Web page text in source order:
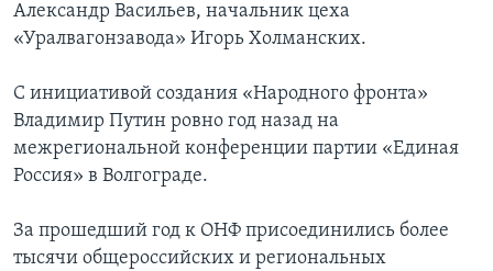
Александр Васильев, начальник цеха
«Уралвагонзавода» Игорь Холманских.
С инициативой создания «Народного фронта»
Владимир Путин ровно год назад на
межрегиональной конференции партии «Единая
Россия» в Волгограде.
За прошедший год к ОНФ присоединились более
тысячи общероссийских и региональных